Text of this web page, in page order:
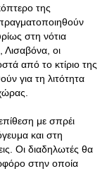
της
στη νότια
οι
από το κτίριο της
για τη λιτότητα
με σπρέι
και στη
Οι διαδηλωτές θα
στην οποία